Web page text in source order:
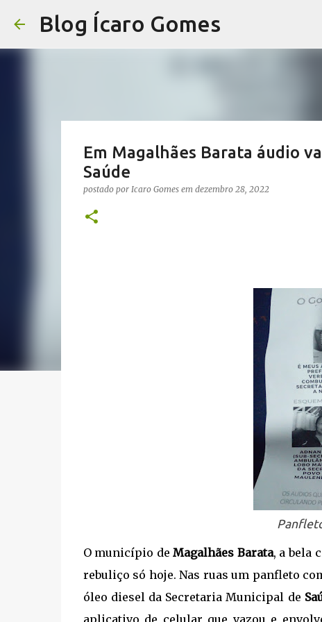
Blog Ícaro Gomes
Em Magalhães Barata áudio
Saúde
postado por Icaro Gomes em dezembro 28, 2022
O município deMagalhães Barata, a bela
rebuliço só hoje. Nas ruas um panfleto
óleo diesel da Secretaria Municipal de
aplicativo de celular que vazou e